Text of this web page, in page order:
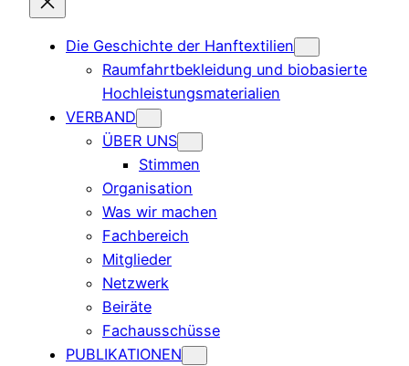
Die Geschichte der Hanftextilien
Raumfahrtbekleidung und biobasierte
Hochleistungsmaterialien
VERBAND
ÜBER UNS
Stimmen
Organisation
Was wir machen
Fachbereich
Mitglieder
Netzwerk
Beiräte
Fachausschüsse
PUBLIKATIONEN